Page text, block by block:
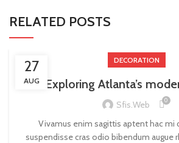
RELATED POSTS
27
AUG
DECORATION
Exploring Atlanta’s
Sfis.web 0
Vivamus enim sagittis aptent hac mi
suspendisse cras odio bibendum augue